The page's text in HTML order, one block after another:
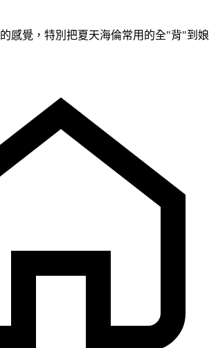
感覺，特別把夏天海倫常用的全"背"到娘